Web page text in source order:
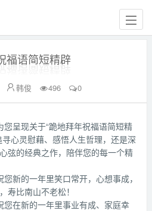
福语简短精辟
韩俊 496 0
呈现关于“跪地拜年祝福语简短精
心灵慰藉、感悟人生哲理，还是深
弦的经典之作，陪伴您的每一个精
新的一年里笑口常开，心想事成，
寿比南山不老松！
您在新的一年里事业有成、家庭幸